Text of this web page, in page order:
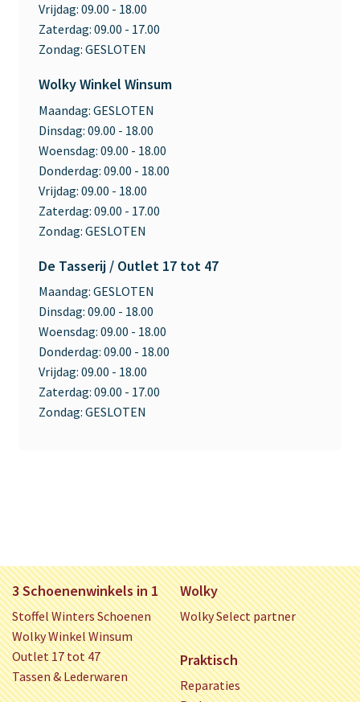
Vrijdag: 09.00 - 18.00
Zaterdag: 09.00 - 17.00
Zondag: GESLOTEN
Wolky Winkel Winsum
Maandag: GESLOTEN
Dinsdag: 09.00 - 18.00
Woensdag: 09.00 - 18.00
Donderdag: 09.00 - 18.00
Vrijdag: 09.00 - 18.00
Zaterdag: 09.00 - 17.00
Zondag: GESLOTEN
De Tasserij / Outlet 17 tot 47
Maandag: GESLOTEN
Dinsdag: 09.00 - 18.00
Woensdag: 09.00 - 18.00
Donderdag: 09.00 - 18.00
Vrijdag: 09.00 - 18.00
Zaterdag: 09.00 - 17.00
Zondag: GESLOTEN
3 Schoenenwinkels in 1
Stoffel Winters Schoenen
Wolky Winkel Winsum
Outlet 17 tot 47
Tassen & Lederwaren
Wolky
Wolky Select partner
Praktisch
Reparaties